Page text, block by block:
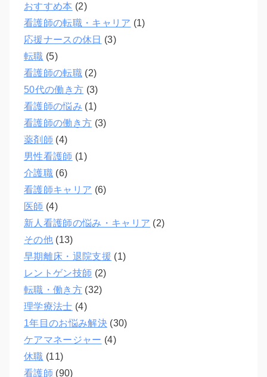
おすすめ本 (2)
看護師の転職・キャリア (1)
応援ナースの休日 (3)
転職 (5)
看護師の転職(2)
50代の働き方 (3)
看護師の悩み (1)
看護師の働き方 (3)
薬剤師 (4)
男性看護師 (1)
介護職(6)
看護師キャリア (6)
医師 (4)
新人看護師の悩み・キャリア (2)
その他(13)
早期離床・退院支援 (1)
レントゲン技師 (2)
転職・働き方(32)
理学療法士 (4)
1年目のお悩み解決(30)
ケアマネージャー (4)
休職 (11)
看護師 (90)